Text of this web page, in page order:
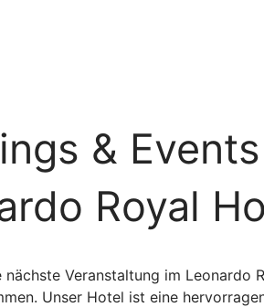
&
Royal
nächste Veranstaltung im
Unser Hotel ist eine